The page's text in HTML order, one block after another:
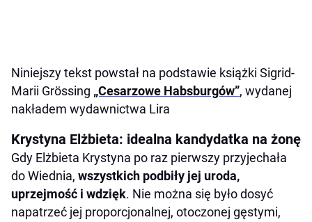
Niniejszy tekst powstał na podstawie książki Sigrid-
Marii Grössing „Cesarzowe Habsburgów”, wydanej
nakładem wydawnictwa Lira
Krystyna Elżbieta: idealna kandydatka na żonę
Gdy Elżbieta Krystyna po raz pierwszy przyjechała
do Wiednia, wszystkich podbiły jej uroda,
uprzejmość i wdzięk. Nie można się było dosyć
napatrzeć jej proporcjonalnej, otoczonej gęstymi,